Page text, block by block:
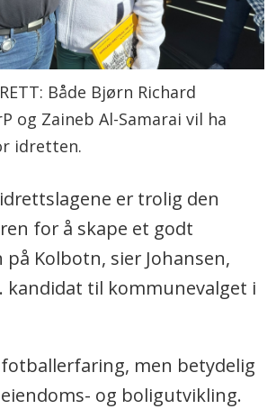
Både Bjørn Richard
og Zaineb Al-Samarai vil ha
idretten.
er trolig den
for å skape et godt
Kolbotn, sier Johansen,
kandidat til kommunevalget i
men betydelig
og boligutvikling.